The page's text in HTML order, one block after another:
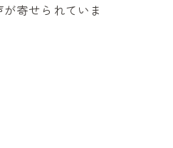
寄せられていま